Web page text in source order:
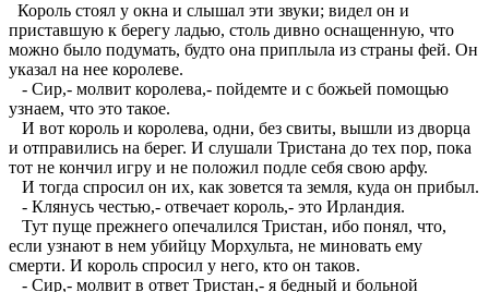
Король стоял у окна и слышал эти звуки; видел он и
приставшую к берегу ладью, столь дивно оснащенную, что
можно было подумать, будто она приплыла из страны фей. Он
указал на нее королеве.
- Сир,- молвит королева,- пойдемте и с божьей помощью
узнаем, что это такое.
И вот король и королева, одни, без свиты, вышли из дворца
и отправились на берег. И слушали Тристана до тех пор, пока
тот не кончил игру и не положил подле себя свою арфу.
И тогда спросил он их, как зовется та земля, куда он прибыл.
- Клянусь честью,- отвечает король,- это Ирландия.
Тут пуще прежнего опечалился Тристан, ибо понял, что,
если узнают в нем убийцу Морхульта, не миновать ему
смерти. И король спросил у него, кто он таков.
- Сир,- молвит в ответ Тристан,- я бедный и больной